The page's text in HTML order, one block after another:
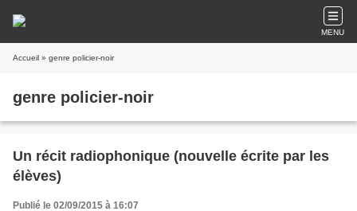
MENU
Accueil » genre policier-noir
genre policier-noir
Un récit radiophonique (nouvelle écrite par les
élèves)
Publié le 02/09/2015 à 16:07